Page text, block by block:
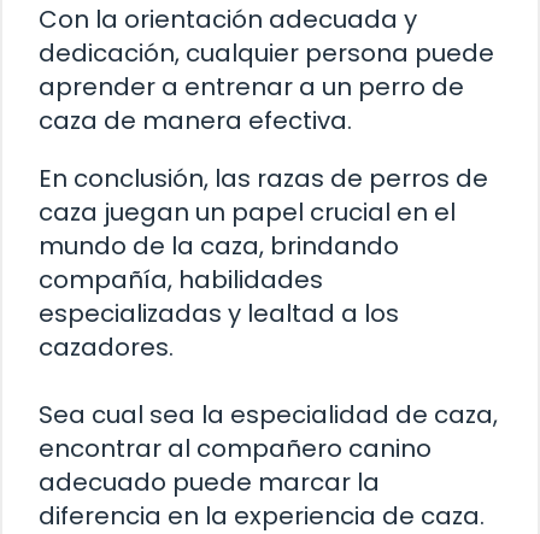
Con la orientación adecuada y
dedicación, cualquier persona puede
aprender a entrenar a un perro de
caza de manera efectiva.
En conclusión, las razas de perros de
caza juegan un papel crucial en el
mundo de la caza, brindando
compañía, habilidades
especializadas y lealtad a los
cazadores.
Sea cual sea la especialidad de caza,
encontrar al compañero canino
adecuado puede marcar la
diferencia en la experiencia de caza.